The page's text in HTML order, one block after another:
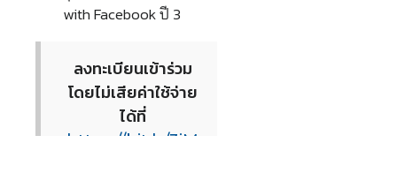
with Facebook ปี 3
ลงทะเบียนเข้าร่วม
โดยไม่เสียค่าใช้จ่าย
ได้ที่
https://bit.ly/3iM